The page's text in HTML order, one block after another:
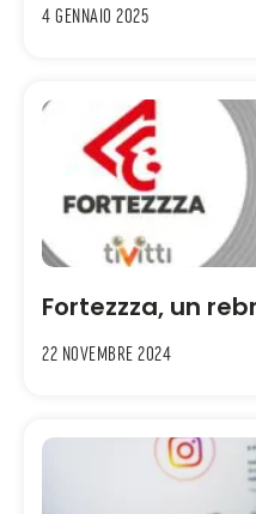
4 Gennaio 2025
Fortezzza, un
22 Novembre 2024